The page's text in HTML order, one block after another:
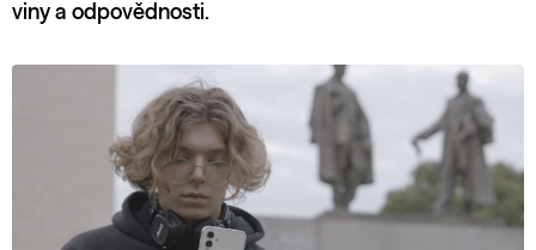
viny a odpovědnosti.